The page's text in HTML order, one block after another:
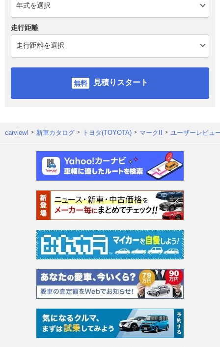
走行距離
見積りスタート
carview! 新車カタログ トヨタ(TOYOTA) マークII ユーザーレビュ